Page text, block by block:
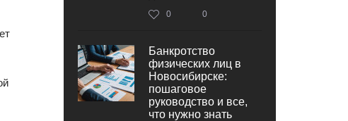
0 0
Банкротство
физических лиц в
Новосибирске:
пошаговое
руководство и все,
что нужно знать